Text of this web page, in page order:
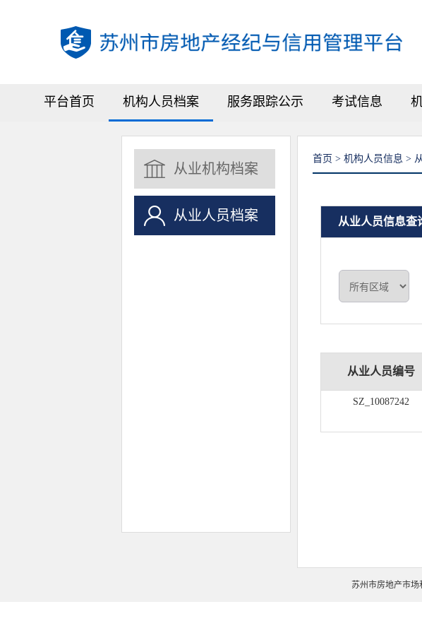
平台首页 机构人员档案 服务跟踪公示 考试信息
从业机构档案
从业人员档案
首页 > 机构人员信息 >
从业人员信息查
从业人员编号
SZ_10087242
苏州市房地产市场